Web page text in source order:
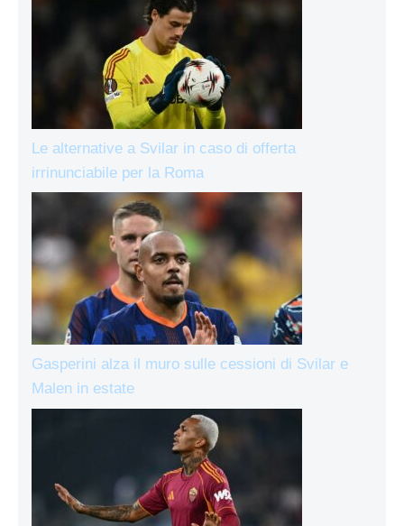
Le alternative a Svilar in caso di offerta
irrinunciabile per la Roma
Gasperini alza il muro sulle cessioni di Svilar e
Malen in estate